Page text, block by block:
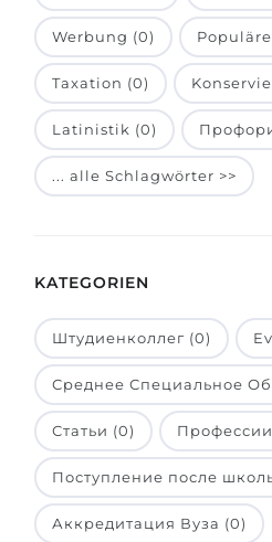
Erfolgzu
100%
Unsere
BERATUNG!
Kasachstan
Aserbaidschan
Armenien
Belarus
Anderes Land
Werbung (0)
Taxation (0)
Latinistik (0)
... alle Schlagwörter >>
KATEGORIEN
Штудиенколлег (0)
Среднее Специальное
Статьи (0)
Поступление после
Аккредитация Вуза (0)